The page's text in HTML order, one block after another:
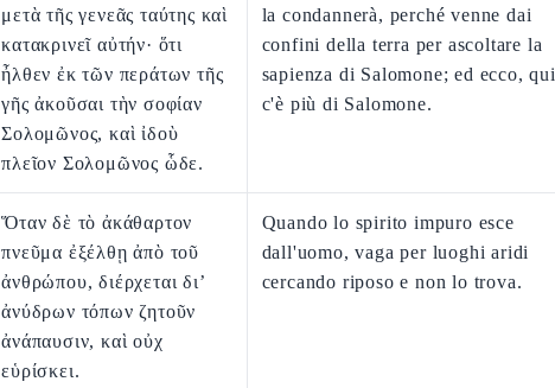
μετὰ τῆς γενεᾶς ταύτης καὶ
κατακρινεῖ αὐτήν· ὅτι
ἦλθεν ἐκ τῶν περάτων τῆς
γῆς ἀκοῦσαι τὴν σοφίαν
Σολομῶνος, καὶ ἰδοὺ
πλεῖον Σολομῶνος ὧδε.
la condannerà, perché venne dai
confini della terra per ascoltare la
sapienza di Salomone; ed ecco, qui
c'è più di Salomone.
Ὅταν δὲ τὸ ἀκάθαρτον
πνεῦμα ἐξέλθῃ ἀπὸ τοῦ
ἀνθρώπου, διέρχεται δι’
ἀνύδρων τόπων ζητοῦν
ἀνάπαυσιν, καὶ οὐχ
εὑρίσκει.
Quando lo spirito impuro esce
dall'uomo, vaga per luoghi aridi
cercando riposo e non lo trova.